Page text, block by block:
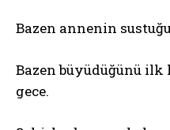
Bazen annenin
Bazen büyüdüğünü
gece.